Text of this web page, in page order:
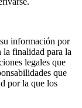
información por
la finalidad para la
legales que
que
por la que los